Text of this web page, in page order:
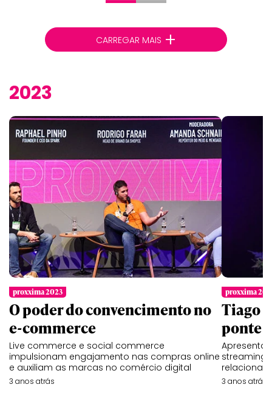
CARREGAR MAIS +
2023
proxxima 2023
O poder do convencimento no
e-commerce
Live commerce e social commerce
impulsionam engajamento nas compras online
e auxiliam as marcas no comércio digital
3 anos atrás
proxxima
Tiago
ponte
streaming
3 anos atrás